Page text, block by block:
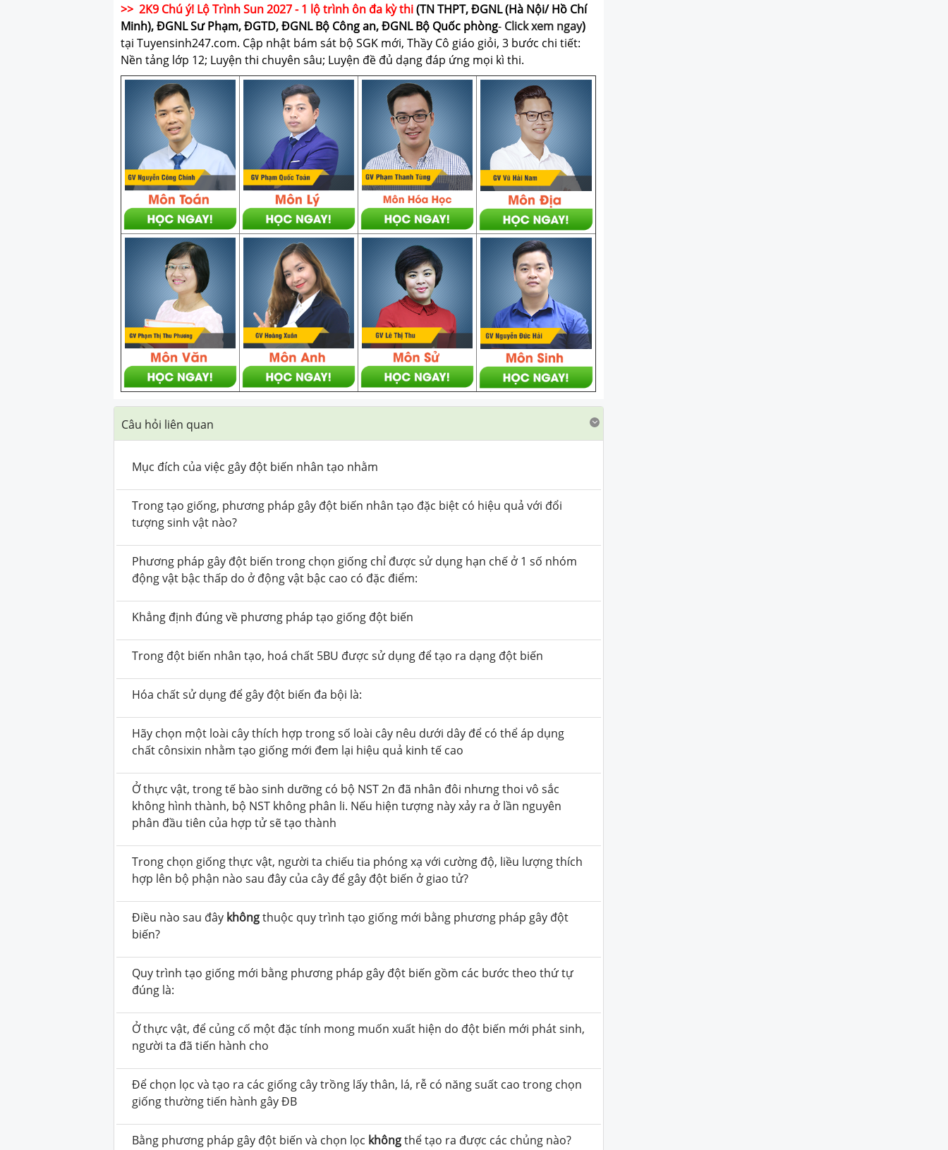
>> 2K9 Chú ý! Lộ Trình Sun 2027 - 1 lộ trình ôn đa kỳ thi(TN THPT, ĐGNL (Hà Nội/ Hồ Chí
Minh), ĐGNL Sư Phạm, ĐGTD, ĐGNL Bộ Công an, ĐGNL Bộ Quốc phòng- Click xem ngay)
tại Tuyensinh247.com. Cập nhật bám sát bộ SGK mới, Thầy Cô giáo giỏi, 3 bước chi tiết:
Nền tảng lớp 12; Luyện thi chuyên sâu; Luyện đề đủ dạng đáp ứng mọi kì thi.
Câu hỏi liên quan
Mục đích của việc gây đột biến nhân tạo nhằm
Trong tạo giống, phương pháp gây đột biến nhân tạo đặc biệt có hiệu quả với đổi
tượng sinh vật nào?
Phương pháp gây đột biến trong chọn giống chỉ được sử dụng hạn chế ở 1 số nhóm
động vật bậc thấp do ở động vật bậc cao có đặc điểm:
Khẳng định đúng về phương pháp tạo giống đột biến
Trong đột biến nhân tạo, hoá chất 5BU được sử dụng để tạo ra dạng đột biến
Hóa chất sử dụng để gây đột biến đa bội là:
Hãy chọn một loài cây thích hợp trong số loài cây nêu dưới dây để có thể áp dụng
chất cônsixin nhằm tạo giống mới đem lại hiệu quả kinh tế cao
Ở thực vật, trong tế bào sinh dưỡng có bộ NST 2n đã nhân đôi nhưng thoi vô sắc
không hình thành, bộ NST không phân li. Nếu hiện tượng này xảy ra ở lần nguyên
phân đầu tiên của hợp tử sẽ tạo thành
Trong chọn giống thực vật, người ta chiếu tia phóng xạ với cường độ, liều lượng thích
hợp lên bộ phận nào sau đây của cây để gây đột biến ở giao tử?
Điều nào sau đây khôngthuộc quy trình tạo giống mới bằng phương pháp gây đột
biến?
Quy trình tạo giống mới bằng phương pháp gây đột biến gồm các bước theo thứ tự
đúng là:
Ở thực vật, để củng cố một đặc tính mong muốn xuất hiện do đột biến mới phát sinh,
người ta đã tiến hành cho
Để chọn lọc và tạo ra các giống cây trồng lấy thân, lá, rễ có năng suất cao trong chọn
giống thường tiến hành gây ĐB
Bằng phương pháp gây đột biến và chọn lọc khôngthể tạo ra được các chủng nào?